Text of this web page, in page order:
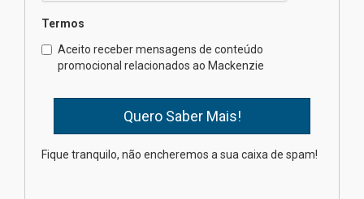
Brasília prepara seus
estudantes para o PAS antes
mesmo do Ensino Médio
na educação dos filhos além da
Termos
Aceito receber mensagens de conteúdo
promocional relacionados ao Mackenzie
Fique tranquilo, não encheremos a sua caixa de spam!